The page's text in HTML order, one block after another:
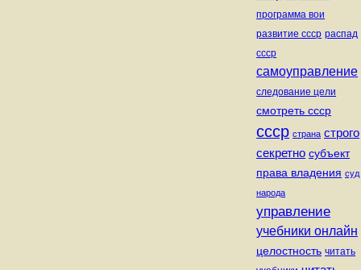
программа вои
развитие ссср распад
ссср
самоуправление
следование цели
смотреть ссср
ссср страна строго
секретно субъект
права владения суд
народа
управление
учебники онлайн
целостность читать